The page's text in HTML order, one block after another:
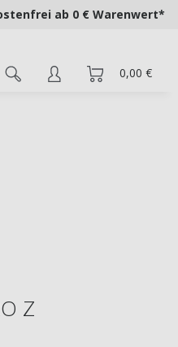
ab 0 € Warenwert*
0,00 €
Z